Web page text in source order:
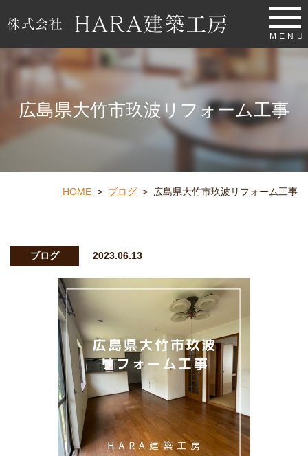
MENU
広島県大竹市玖波リフォーム工事
HOME > ブログ > 広島県大竹市玖波リフォーム工事
ブログ 2023.06.13